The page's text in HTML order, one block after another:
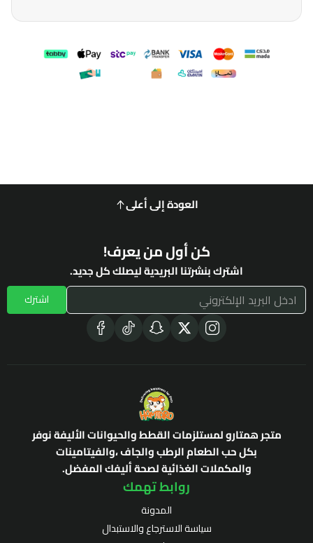
العودة إلى أعلى
كن أول من يعرف!
اشترك بنشرتنا البريدية ليصلك كل جديد.
اشترك
متجر همتارو لمستلزمات القطط والحيوانات الأليفة نوفر
بكل حب الطعام الرطب والجاف ،والفيتامينات
والمكملات الغذائية لصحة أليفك المفضل.
روابط تهمك
المدونة
سياسة الاسترجاع والاستبدال